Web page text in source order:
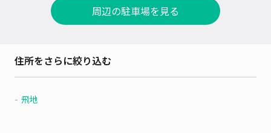
周辺の駐車場を見る
住所をさらに絞り込む
飛地